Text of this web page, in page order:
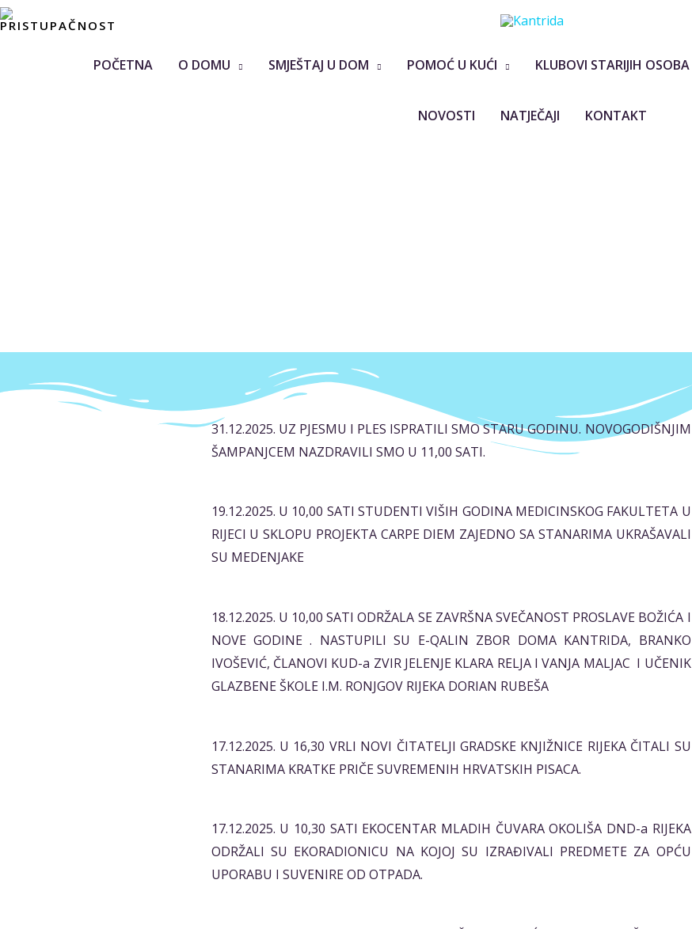
POČETNA O DOMU SMJEŠTAJ U DOM POMOĆ U KUĆI KLUBOVI STARIJIH OSOBA
NOVOSTI NATJEČAJI KONTAKT
31.12.2025. UZ PJESMU I PLES ISPRATILI SMO STARU GODINU. NOVOGODIŠNJIM
ŠAMPANJCEM NAZDRAVILI SMO U 11,00 SATI.
19.12.2025. U 10,00 SATI STUDENTI VIŠIH GODINA MEDICINSKOG FAKULTETA U
RIJECI U SKLOPU PROJEKTA CARPE DIEM ZAJEDNO SA STANARIMA UKRAŠAVALI
SU MEDENJAKE
18.12.2025. U 10,00 SATI ODRŽALA SE ZAVRŠNA SVEČANOST PROSLAVE BOŽIĆA I
NOVE GODINE . NASTUPILI SU E-QALIN ZBOR DOMA KANTRIDA, BRANKO
IVOŠEVIĆ, ČLANOVI KUD-a ZVIR JELENJE KLARA RELJA I VANJA MALJAC I UČENIK
GLAZBENE ŠKOLE I.M. RONJGOV RIJEKA DORIAN RUBEŠA
17.12.2025. U 16,30 VRLI NOVI ČITATELJI GRADSKE KNJIŽNICE RIJEKA ČITALI SU
STANARIMA KRATKE PRIČE SUVREMENIH HRVATSKIH PISACA.
17.12.2025. U 10,30 SATI EKOCENTAR MLADIH ČUVARA OKOLIŠA DND-a RIJEKA
ODRŽALI SU EKORADIONICU NA KOJOJ SU IZRAĐIVALI PREDMETE ZA OPĆU
UPORABU I SUVENIRE OD OTPADA.